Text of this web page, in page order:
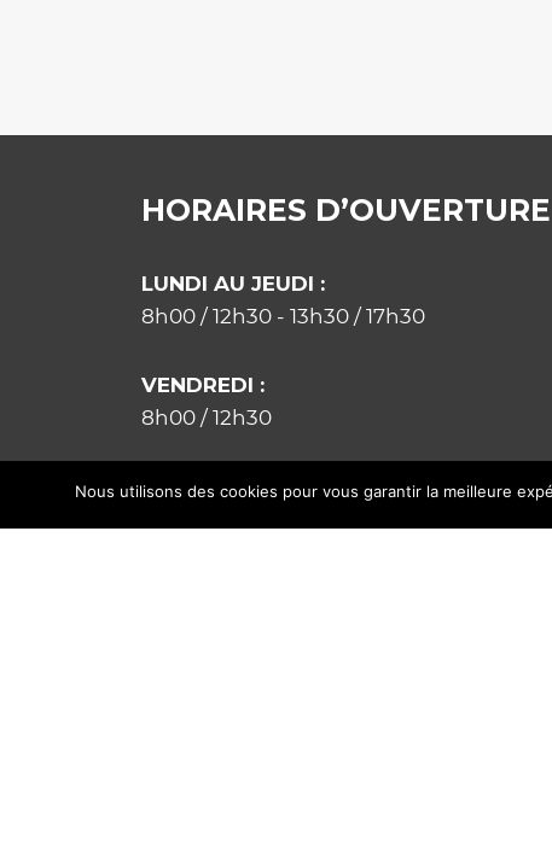
HORAIRES D’OUVERTURE
LUNDI AU JEUDI :
8h00 / 12h30 - 13h30 / 17h30
VENDREDI :
8h00 / 12h30
Nous utilisons des cookies pour vous garantir la meilleure